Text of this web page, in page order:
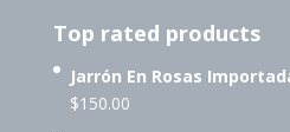
Top rated products
Jarrón En Rosas
$150.00